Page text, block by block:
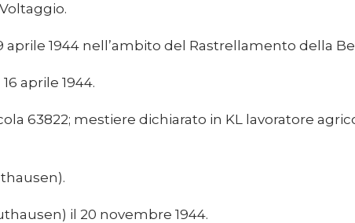
aprile 1944 nell’ambito del Rastrellamento della
aprile 1944.
63822; mestiere dichiarato in KL lavoratore
il 20 novembre 1944.